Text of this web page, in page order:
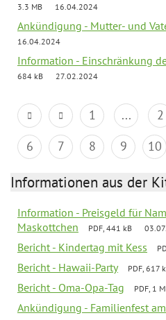
3.3 MB
16.04.2024
Ankündigung - Mutter- und
16.04.2024
Information - Einschränkung
684 kB
27.02.2024
1 ... 2
6
7 8 9 10
Informationen aus der
Information - Preisgeld für
Maskottchen
PDF, 441 kB
Bericht - Kindertag mit Kess
Bericht - Hawaii-Party PDF, 617
Bericht - Oma-Opa-Tag PDF, 1
Ankündigung - Familienfest